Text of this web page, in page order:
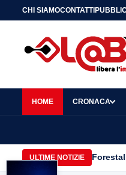
CHI SIAMOCONTATTI
HOME CRONACA
ULTIME NOTIZIE